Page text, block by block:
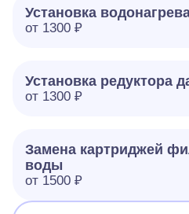
Установка
от 1300 ₽
Установка редуктора
от 1300 ₽
Замена картриджей
воды
от 1500 ₽